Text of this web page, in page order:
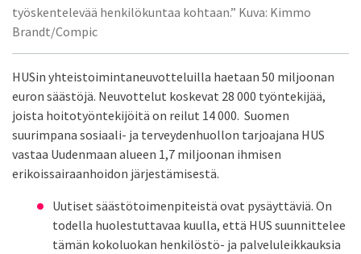
työskentelevää henkilökuntaa kohtaan.” Kuva: Kimmo
Brandt/Compic
HUSin yhteistoimintaneuvotteluilla haetaan 50 miljoonan
euron säästöjä. Neuvottelut koskevat 28 000 työntekijää,
joista hoitotyöntekijöitä on reilut 14 000. Suomen
suurimpana sosiaali- ja terveydenhuollon tarjoajana HUS
vastaa Uudenmaan alueen 1,7 miljoonan ihmisen
erikoissairaanhoidon järjestämisestä.
Uutiset säästötoimenpiteistä ovat pysäyttäviä. On
todella huolestuttavaa kuulla, että HUS suunnittelee
tämän kokoluokan henkilöstö- ja palveluleikkauksia